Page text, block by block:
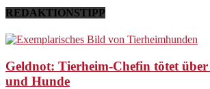
REDAKTIONSTIPP
Geldnot: Tierheim-Chefin tötet
und Hunde